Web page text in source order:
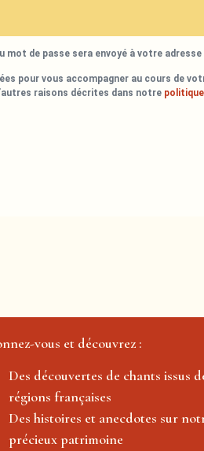
mot de passe sera envoyé à votre adresse
pour vous accompagner au cours de
raisons décrites dans notre
vous et découvrez :
Des découvertes de chants issus
régions françaises
Des histoires et anecdotes sur
précieux patrimoine